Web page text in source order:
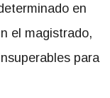
en
el magistrado,
para